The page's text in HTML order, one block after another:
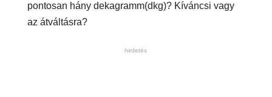
pontosan hány dekagramm(dkg)? Kíváncsi vagy
az átváltásra?
hirdetés